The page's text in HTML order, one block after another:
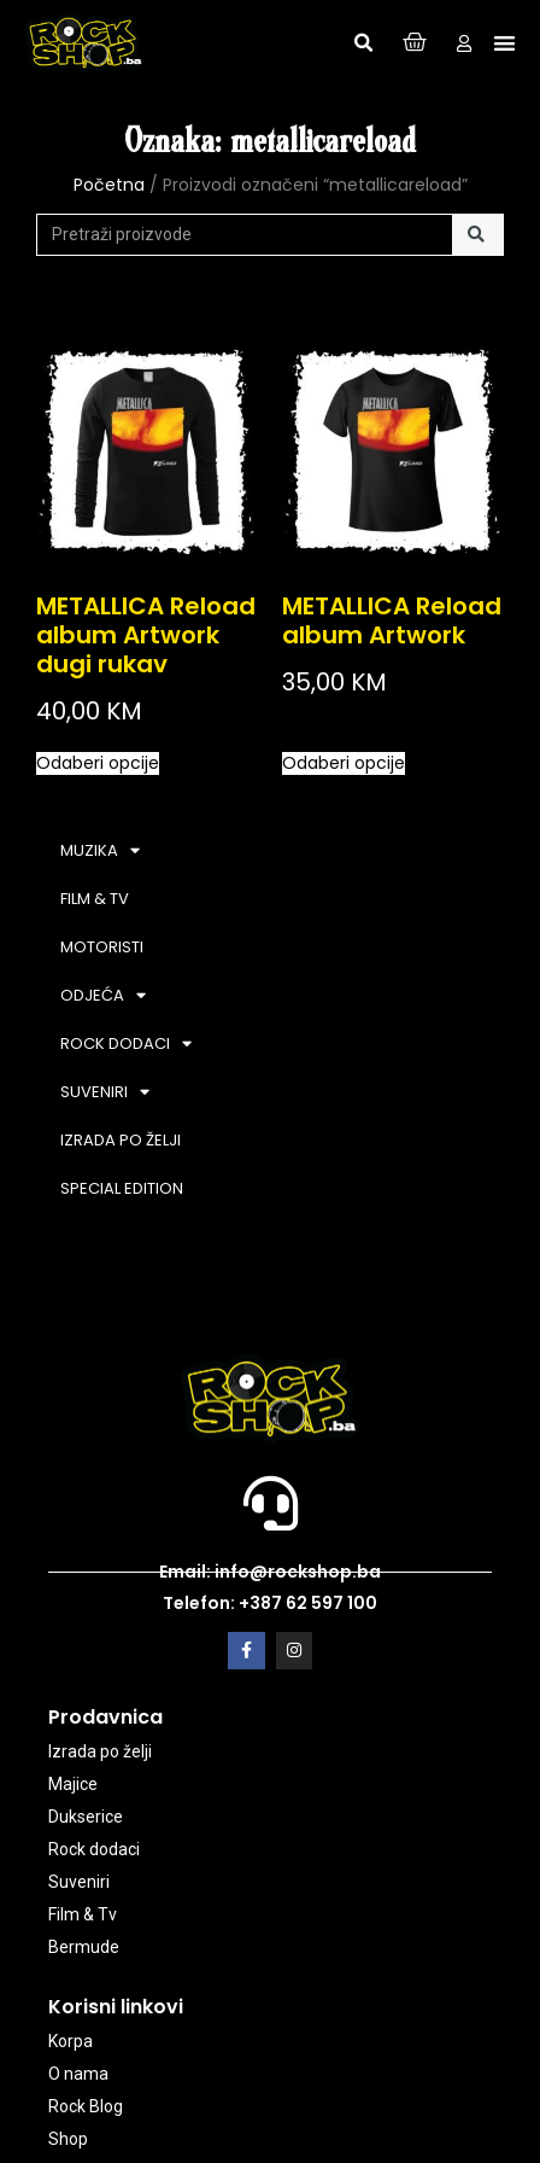
Oznaka: metallicareload
Početna / Proizvodi označeni “metallicareload”
METALLICA Reload
album Artwork
dugi rukav
40,00 KM
Odaberi opcije
METALLICA Reload
album Artwork
35,00 KM
Odaberi opcije
MUZIKA
FILM & TV
MOTORISTI
ODJEĆA
ROCK DODACI
SUVENIRI
IZRADA PO ŽELJI
SPECIAL EDITION
Email: info@rockshop.ba
Telefon: +387 62 597 100
Prodavnica
Izrada po želji
Majice
Dukserice
Rock dodaci
Suveniri
Film & Tv
Bermude
Korisni linkovi
Korpa
O nama
Rock Blog
Shop